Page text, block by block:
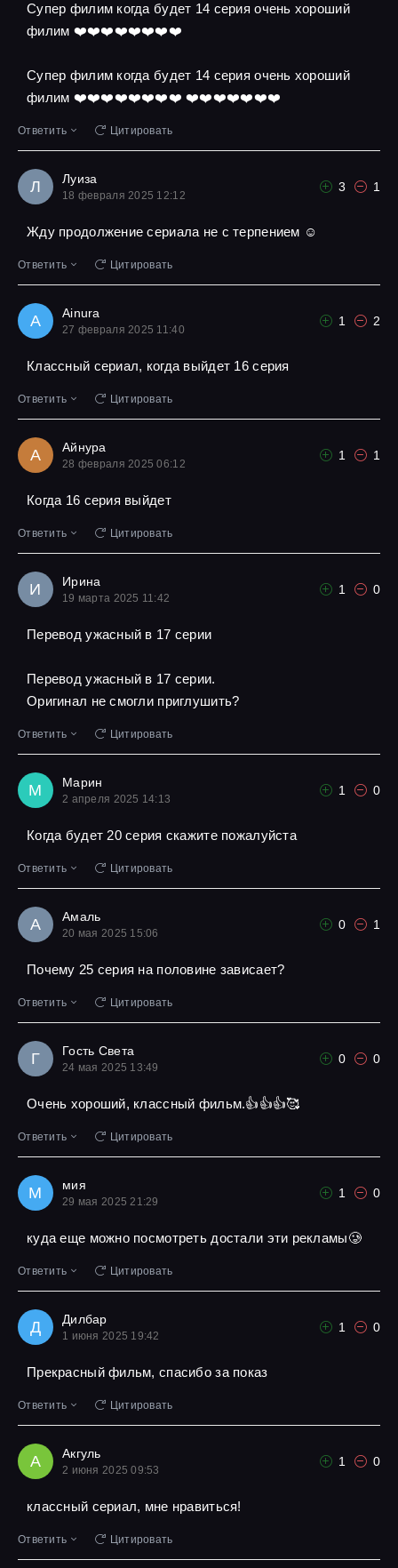
Супер филим когда будет 14 серия очень хороший
филим ❤️❤️❤️❤️❤️❤️❤️❤️
Супер филим когда будет 14 серия очень хороший
филим ❤️❤️❤️❤️❤️❤️❤️❤️ ❤️❤️❤️❤️❤️❤️❤️
Ответить Цитировать
Л Луиза
18 февраля 2025 12:12
3 1
Жду продолжение сериала не с терпением ☺
Ответить Цитировать
A Ainura
27 февраля 2025 11:40
1 2
Классный сериал, когда выйдет 16 серия
Ответить Цитировать
А Айнура
28 февраля 2025 06:12
1 1
Когда 16 серия выйдет
Ответить Цитировать
И Ирина
19 марта 2025 11:42
1 0
Перевод ужасный в 17 серии
Перевод ужасный в 17 серии.
Оригинал не смогли приглушить?
Ответить Цитировать
М Марин
2 апреля 2025 14:13
1 0
Когда будет 20 серия скажите пожалуйста
Ответить Цитировать
А Амаль
20 мая 2025 15:06
0 1
Почему 25 серия на половине зависает?
Ответить Цитировать
Г Гость Света
24 мая 2025 13:49
0 0
Очень хороший, классный фильм.👍👍👍🥰
Ответить Цитировать
М мия
29 мая 2025 21:29
1 0
куда еще можно посмотреть достали эти рекламы🥲
Ответить Цитировать
Д Дилбар
1 июня 2025 19:42
1 0
Прекрасный фильм, спасибо за показ
Ответить Цитировать
А Акгуль
2 июня 2025 09:53
1 0
классный сериал, мне нравиться!
Ответить Цитировать